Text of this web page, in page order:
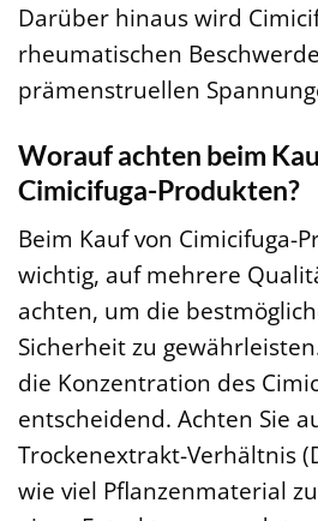
Darüber hinaus wird
rheumatischen
prämenstruellen
Worauf achten beim
Cimicifuga-Produkten?
Beim Kauf von Cimicifuga-
wichtig, auf mehrere
achten, um die
Sicherheit zu
die Konzentration des
entscheidend. Achten Sie
Trockenextrakt-Verhältnis
wie viel Pflanzenmaterial